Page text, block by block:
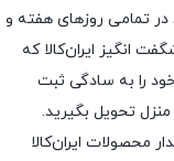
در تمامی روزهای هفته و
انگیز ایران‌کالا که
را به سادگی ثبت
تحویل بگیرید.
محصولات ایران‌کالا